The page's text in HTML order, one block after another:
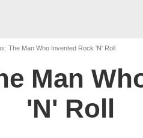
The Man Who Invented Rock 'N' Roll
Man
'N' Roll